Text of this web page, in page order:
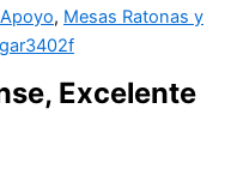
, Mesas Ratonas y
Excelente